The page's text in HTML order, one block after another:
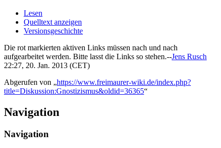
Lesen
Quelltext anzeigen
Versionsgeschichte
Die rot markierten aktiven Links müssen nach und nach
aufgearbeitet werden. Bitte lasst die Links so stehen.--Jens Rusch
22:27, 20. Jan. 2013 (CET)
Abgerufen von „https://www.freimaurer-wiki.de/index.php?
title=Diskussion:Gnostizismus&oldid=36365“
Navigation
Navigation